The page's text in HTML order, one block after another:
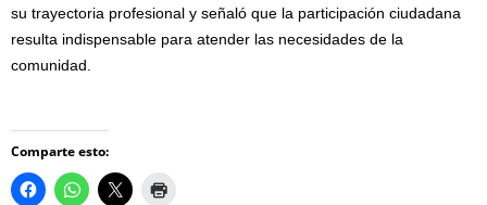
su trayectoria profesional y señaló que la participación ciudadana
resulta indispensable para atender las necesidades de la
comunidad.
Comparte esto: